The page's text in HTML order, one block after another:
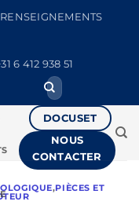
6 412 938 51
Recherchez
:
DOCUSET
NOUS
CONTACTER
,PIÈCES ET